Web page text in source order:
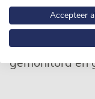
equivalenten
soja in
procent. In
gemonitord en
Accepteer